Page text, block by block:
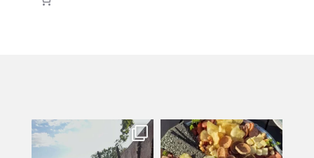
kullanslycka
kullanslycka
Jul 29